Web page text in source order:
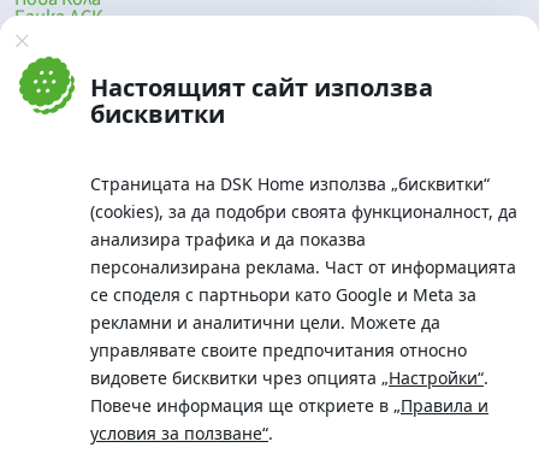
Настоящият сайт използва
бисквитки
Страницата на DSK Home използва „бисквитки“
(cookies), за да подобри своята функционалност, да
анализира трафика и да показва
персонализирана реклама. Част от информацията
се споделя с партньори като Google и Meta за
рекламни и аналитични цели. Можете да
управлявате своите предпочитания относно
видовете бисквитки чрез опцията „Настройки“.
Повече информация ще откриете в „Правила и
условия за ползване“.
Банка ДСК
DSK Mobile
Оферти за продажба от Банка ДСК
Клонова мрежа и банкомати
До началото на страницата
Телефон:
0700 10 375 / *2375
Московска No.19 / ул. Г. Бенковски No. 5, София 1036
SWIFT/BIC: